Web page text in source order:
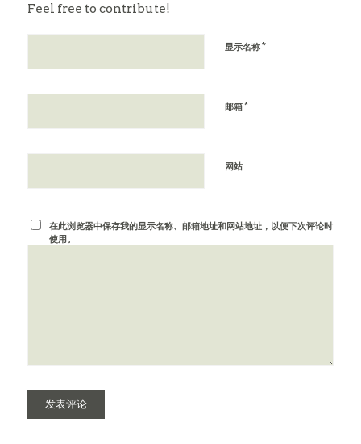
Feel free to contribute!
显示名称*
邮箱*
网站
在此浏览器中保存我的显示名称、邮箱地址和网站地址，以便下次评论时
使用。